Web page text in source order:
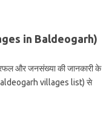
in Baldeogarh)
और जनसंख्या की जानकारी के
villages list) से